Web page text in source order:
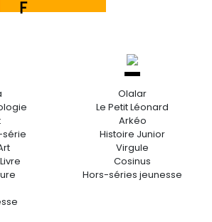
série
Olalar
Le Petit Léonard
Arkéo
Histoire Junior
Virgule
Cosinus
Hors-séries jeunesse